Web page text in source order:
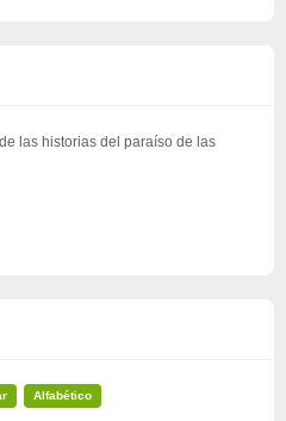
las historias del paraíso de las
Alfabético